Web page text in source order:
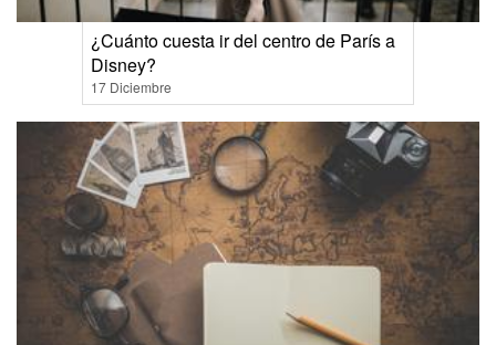
¿Cuánto cuesta ir del centro de París a
Disney?
17 Diciembre